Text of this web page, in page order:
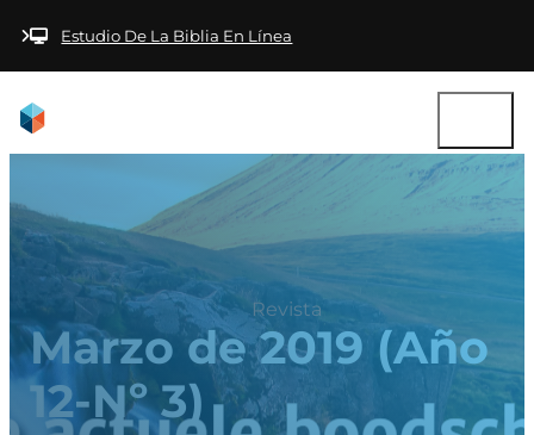
páginaEstudio De La Biblia En Línea
Revista
Marzo de 2019 (Año
12-Nº 3)